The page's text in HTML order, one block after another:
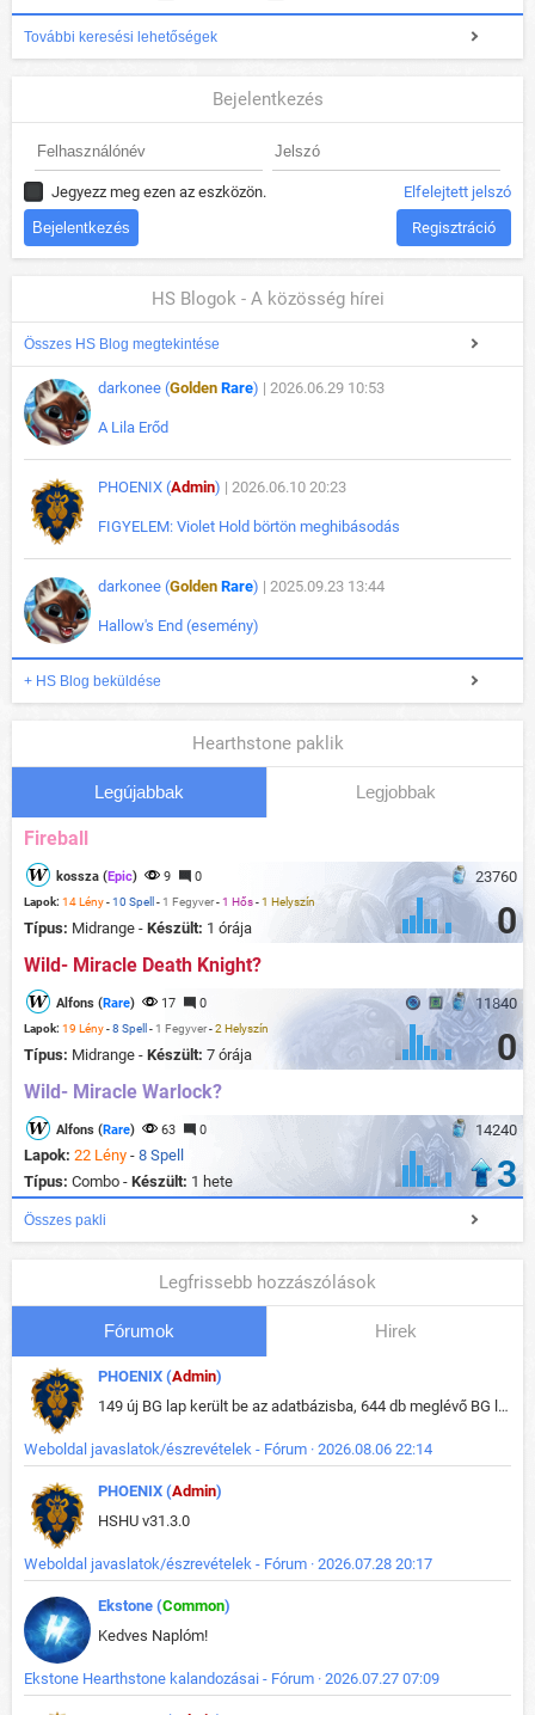
További keresési lehetőségek
Bejelentkezés
Jegyezz meg ezen az eszközön. Elfelejtett jelszó
Regisztráció
HS Blogok - A közösség hírei
Összes HS Blog megtekintése
darkonee (Golden Rare) | 2026.06.29 10:53
A Lila Erőd
PHOENIX (Admin) | 2026.06.10 20:23
FIGYELEM: Violet Hold börtön meghibásodás
darkonee (Golden Rare) | 2025.09.23 13:44
Hallow's End (esemény)
+ HS Blog beküldése
Hearthstone paklik
Legújabbak Legjobbak
Fireball
23760
kossza (Epic) 9 0
Lapok: 14 Lény-10 Spell - 1 Fegyver-1 Hős-1 Helyszín
Típus: Midrange - Készült: 1 órája 0
Wild- Miracle Death Knight?
11840
Alfons (Rare) 17 0
Lapok: 19 Lény-8 Spell - 1 Fegyver-2 Helyszín
Típus: Midrange - Készült: 7 órája 0
Wild- Miracle Warlock?
14240
Alfons (Rare) 63 0
Lapok: 22 Lény - 8 Spell
Típus: Combo - Készült: 1 hete 3
Összes pakli
Legfrissebb hozzászólások
Fórumok Hirek
PHOENIX (Admin)
149 új BG lap került be az adatbázisba, 644 db meglévő BG lap módosult, bekerültek az új képek a megváltozott lapokhoz is.
Weboldal javaslatok/észrevételek - Fórum · 2026.08.06 22:14
PHOENIX (Admin)
HSHU v31.3.0
Weboldal javaslatok/észrevételek - Fórum · 2026.07.28 20:17
Ekstone (Common)
Kedves Naplóm!
Ekstone Hearthstone kalandozásai - Fórum · 2026.07.27 07:09